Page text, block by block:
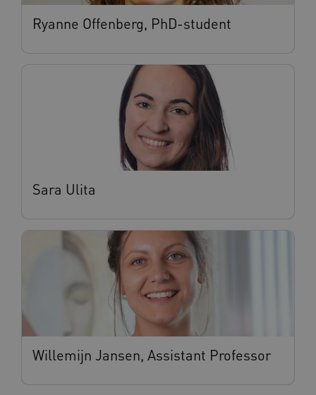
Ryanne Offenberg, PhD-student
Sara Ulita
Willemijn Jansen, Assistant Professor